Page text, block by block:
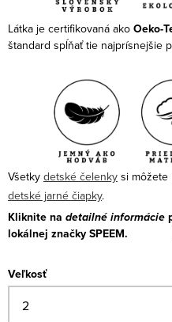
Látka je certifikovaná ako Oeko-
štandard spĺňať tie najprísnejšie
Všetky detské čelenky si môžete
detské jarné čiapky.
Kliknite na detailné informácie
lokálnej značky SPEEM.
Veľkosť